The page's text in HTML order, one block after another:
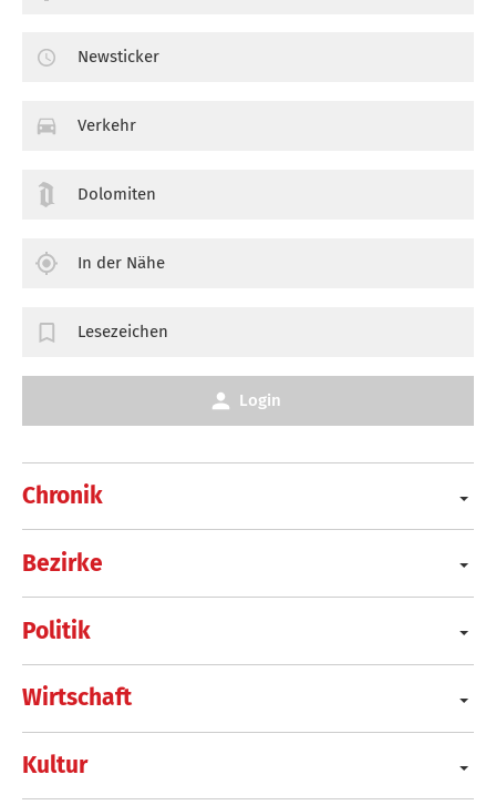
Chronik
Bezirke
Politik
Wirtschaft
Kultur
Newsticker
Verkehr
Dolomiten
In der Nähe
Lesezeichen
Login